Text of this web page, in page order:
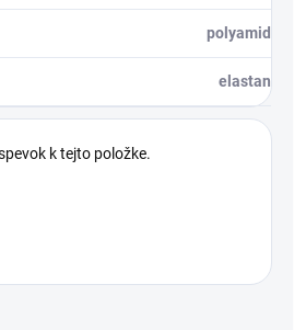
polyamid
elastan
k tejto položke.